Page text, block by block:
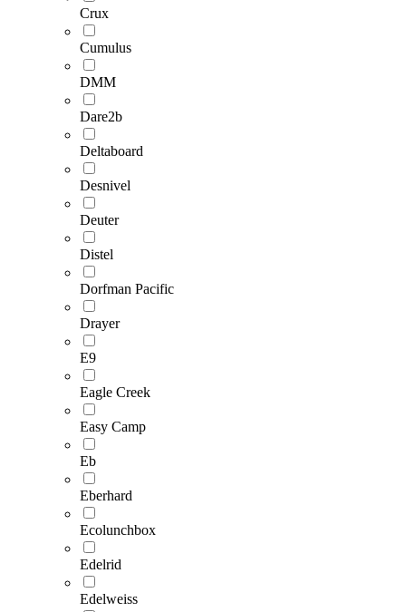
Crux
Cumulus
DMM
Dare2b
Deltaboard
Desnivel
Deuter
Distel
Dorfman Pacific
Drayer
E9
Eagle Creek
Easy Camp
Eb
Eberhard
Ecolunchbox
Edelrid
Edelweiss